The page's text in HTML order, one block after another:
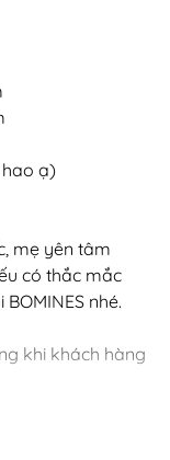
ạ)
mẹ yên tâm
có thắc mắc
nhé.
khi khách hàng
Sẵn sàng đổi
giá hoặc cao